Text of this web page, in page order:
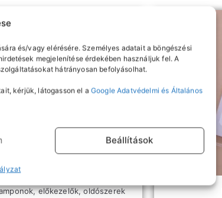
és/vagy elérésére. Személyes adatait a böngészési
megjelenítése érdekében használjuk fel. A
hátrányosan befolyásolhat.
kérjük, látogasson el a Google Adatvédelmi és Általános
Beállítások
előkezelők, oldószerek